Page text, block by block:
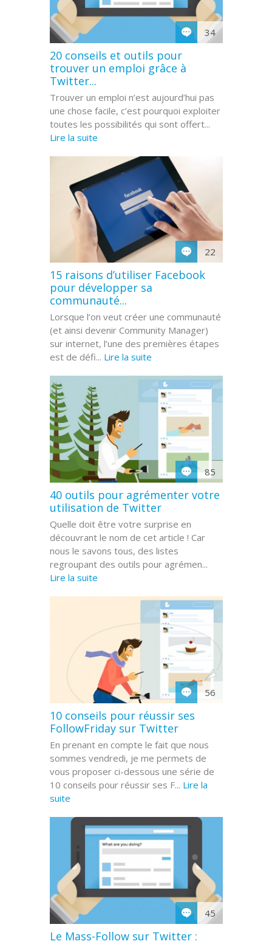
34
20 conseils et outils pour
trouver un emploi grâce à
Twitter...
Trouver un emploi n’est aujourd’hui pas
une chose facile, c’est pourquoi exploiter
toutes les possibilités qui sont offert...
Lire la suite
22
15 raisons d’utiliser Facebook
pour développer sa
communauté...
Lorsque l’on veut créer une communauté
(et ainsi devenir Community Manager)
sur internet, l’une des premières étapes
est de défi... Lire la suite
85
40 outils pour agrémenter votre
utilisation de Twitter
Quelle doit être votre surprise en
découvrant le nom de cet article ! Car
nous le savons tous, des listes
regroupant des outils pour agrémen...
Lire la suite
56
10 conseils pour réussir ses
FollowFriday sur Twitter
En prenant en compte le fait que nous
sommes vendredi, je me permets de
vous proposer ci-dessous une série de
10 conseils pour réussir ses F... Lire la
suite
45
Le Mass-Follow sur Twitter :